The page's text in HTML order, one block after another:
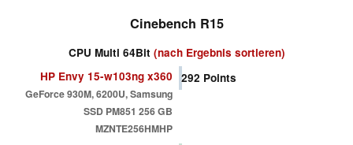
Cinebench R15
CPU Multi 64Bit (nach Ergebnis sortieren)
HP Envy 15-w103ng x360
GeForce 930M, 6200U, Samsung
SSD PM851 256 GB
MZNTE256HMHP
292 Points